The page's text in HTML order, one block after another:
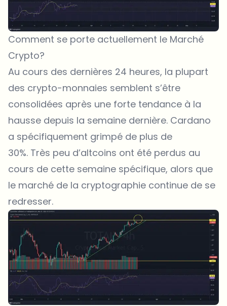
Comment se porte actuellement le Marché
Crypto?
Au cours des dernières 24 heures, la plupart
des crypto-monnaies semblent s’être
consolidées après une forte tendance à la
hausse depuis la semaine dernière. Cardano
a spécifiquement grimpé de plus de
30%. Très peu d’altcoins ont été perdus au
cours de cette semaine spécifique, alors que
le marché de la cryptographie continue de se
redresser.